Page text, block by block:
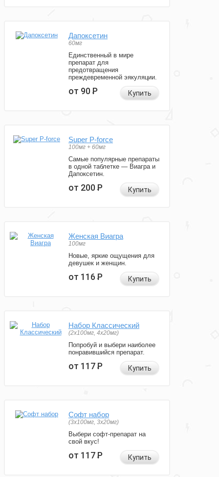
Дапоксетин
60мг
Единственный в мире
препарат для
предотвращения
преждевременной эякуляции.
от 90Р Купить
Super P-force
100мг + 60мг
Самые популярные препараты
в одной таблетке — Виагра и
Дапоксетин.
от 200Р Купить
Женская Виагра
100мг
Новые, яркие ощущения для
девушек и женщин.
от 116Р Купить
Набор Классический
(2x100мг, 4x20мг)
Попробуй и выбери наиболее
понравившийся препарат.
от 117Р Купить
Софт набор
(3x100мг, 3x20мг)
Выбери софт-препарат на
свой вкус!
от 117Р Купить